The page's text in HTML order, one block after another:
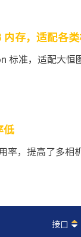
内存，适配各
标准，适配大恒
低
率，提高了多相
接口